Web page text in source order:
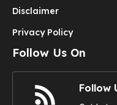
Disclaimer
Privacy Policy
Follow Us On
Follow